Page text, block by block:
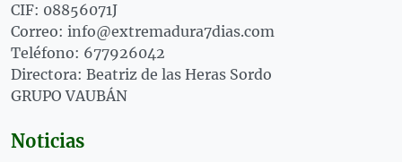
CIF: 08856071J
Correo: info@extremadura7dias.com
Teléfono: 677926042
Directora: Beatriz de las Heras Sordo
GRUPO VAUBÁN
Noticias